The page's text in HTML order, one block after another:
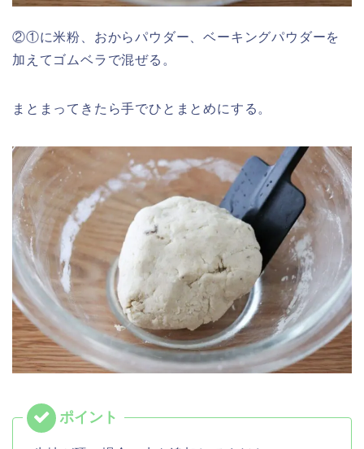
②①に米粉、おからパウダー、ベーキングパウダーを
加えてゴムベラで混ぜる。
まとまってきたら手でひとまとめにする。